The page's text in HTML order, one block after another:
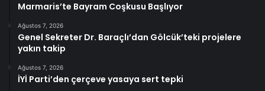
Marmaris’te Bayram Coşkusu Başlıyor
Ağustos 7, 2026
Genel Sekreter Dr. Baraçlı’dan Gölcük’teki projelere
yakın takip
Ağustos 7, 2026
İYİ Parti’den çerçeve yasaya sert tepki